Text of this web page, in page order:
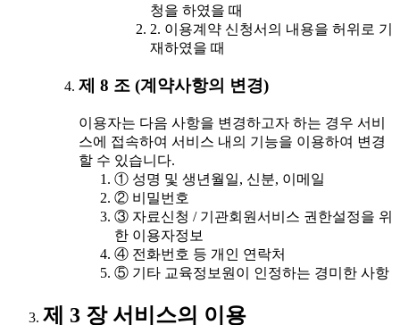
청을 하였을 때
2. 이용계약 신청서의 내용을 허위로 기
재하였을 때
제 8 조 (계약사항의 변경)
이용자는 다음 사항을 변경하고자 하는 경우 서비
스에 접속하여 서비스 내의 기능을 이용하여 변경
할 수 있습니다.
① 성명 및 생년월일, 신분, 이메일
② 비밀번호
③ 자료신청 / 기관회원서비스 권한설정을 위
한 이용자정보
④ 전화번호 등 개인 연락처
⑤ 기타 교육정보원이 인정하는 경미한 사항
제 3 장 서비스의 이용